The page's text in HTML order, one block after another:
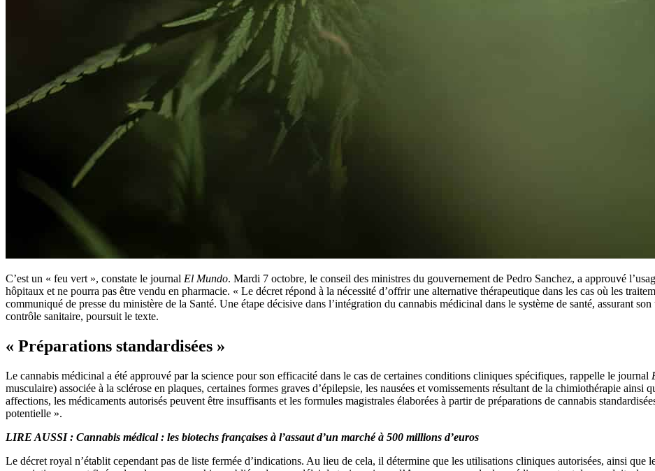
C’est un « feu vert », constate le journal El Mundo. Mardi 7 octobre, le conseil des ministres du gouvernement de Pedro Sanchez, a approuvé
hôpitaux et ne pourra pas être vendu en pharmacie. « Le décret répond à la nécessité d’offrir une alternative thérapeutique dans les cas où les
communiqué de presse du ministère de la Santé. Une étape décisive dans l’intégration du cannabis médicinal dans le système de santé, assurant
contrôle sanitaire, poursuit le texte.
« Préparations standardisées »
Le cannabis médicinal a été approuvé par la science pour son efficacité dans le cas de certaines conditions cliniques spécifiques, rappelle le journal
musculaire) associée à la sclérose en plaques, certaines formes graves d’épilepsie, les nausées et vomissements résultant de la chimiothérapie ainsi
affections, les médicaments autorisés peuvent être insuffisants et les formules magistrales élaborées à partir de préparations de cannabis
potentielle ».
LIRE AUSSI : Cannabis médical : les biotechs françaises à l’assaut d’un marché à 500 millions d’euros
Le décret royal n’établit cependant pas de liste fermée d’indications. Au lieu de cela, il détermine que les utilisations cliniques autorisées, ainsi que